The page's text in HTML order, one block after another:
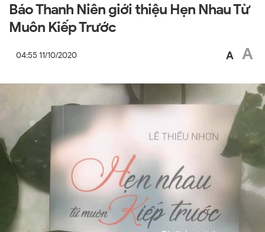
Báo Thanh Niên giới thiệu Hẹn Nhau Từ
Muôn Kiếp Trước
04:55 11/10/2020 A A